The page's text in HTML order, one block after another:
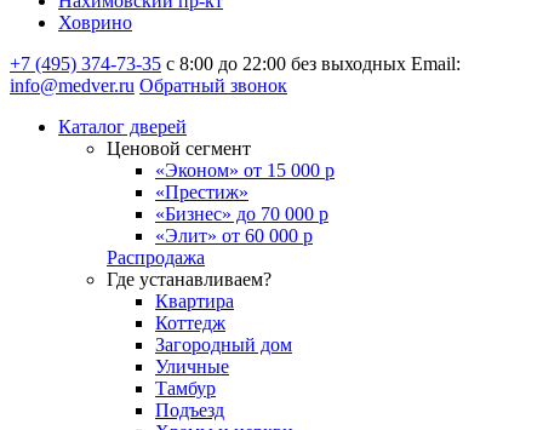
Ховрино
+7 (495) 374-73-35 с 8:00 до 22:00 без выходных Email:
info@medver.ru Обратный звонок
Каталог дверей
Ценовой сегмент
«Эконом» от 15 000 р
«Престиж»
«Бизнес» до 70 000 р
«Элит» от 60 000 р
Распродажа
Где устанавливаем?
Квартира
Коттедж
Загородный дом
Уличные
Тамбур
Подъезд